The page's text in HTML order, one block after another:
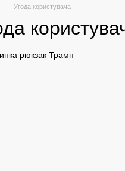
Угода користувача